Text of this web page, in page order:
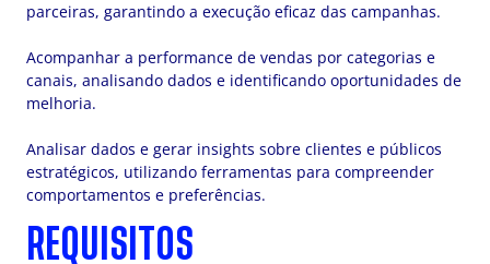
parceiras, garantindo a execução eficaz das campanhas.
Acompanhar a performance de vendas por categorias e
canais, analisando dados e identificando oportunidades de
melhoria.
Analisar dados e gerar insights sobre clientes e públicos
estratégicos, utilizando ferramentas para compreender
comportamentos e preferências.
REQUISITOS